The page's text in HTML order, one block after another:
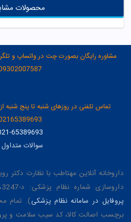
محصولات
65389693
سوالات متداول
داروخانه آنلاین مهتاطب با نظارت دکتر
داروسازی شماره نظام پزشکی: د-3247، فعالیت می‌کند. (
پروفایل در سامانه نظام پزشکی). تمام
برچسب اصالت کالا، کد سیب سلامت و